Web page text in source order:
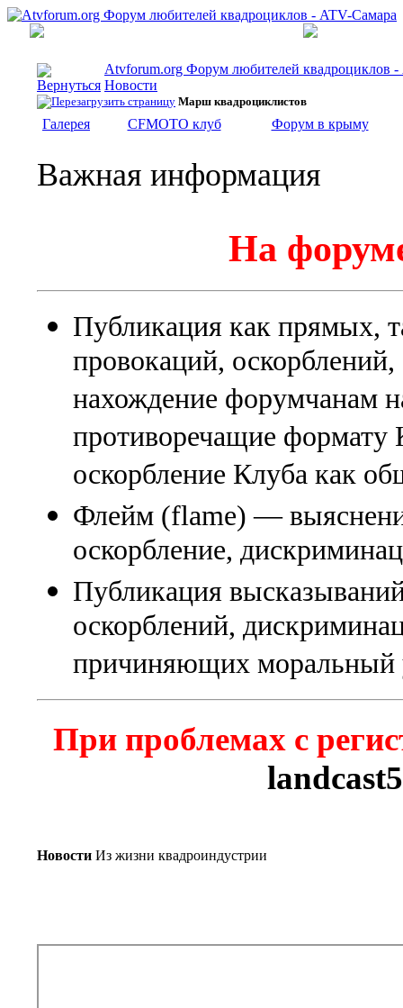
Atvforum.org Форум любителей квадроциклов
Новости
Марш квадроциклистов
Галерея CFMOTO клуб Форум в крыму
Важная информация
На
Публикация как прямых,
провокаций,
нахождение форумчанам
противоречащие формату
оскорбление Клуба как
Флейм (flame) —
оскорбление,
Публикация
оскорблений,
причиняющих моральный
При проблемах с
Новости Из жизни квадроиндустрии